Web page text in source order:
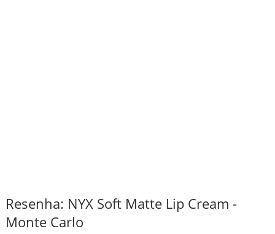
Resenha: NYX Soft Matte Lip Cream -
Monte Carlo